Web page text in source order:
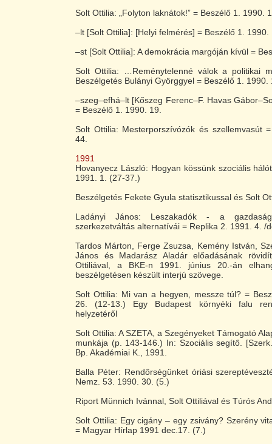
Solt Ottilia: „Folyton laknátok!” = Beszélő 1. 1990.
–lt [Solt Ottilia]: [Helyi felmérés] = Beszélő 1. 1990.
–st [Solt Ottilia]: A demokrácia margóján kívül =
Solt Ottilia: …Reménytelenné válok a politikai
Beszélgetés Bulányi Györggyel = Beszélő 1. 1990.
–szeg–efhá–lt [Kőszeg Ferenc–F. Havas
= Beszélő 1. 1990. 19.
Solt Ottilia: Mesterporszívózók és szellemvasút
44.
1991
Hovanyecz László: Hogyan kössünk szociális
1991. 1. (27-37.)
Beszélgetés Fekete Gyula statisztikussal és Solt
Ladányi János: Leszakadók - a
szerkezetváltás alternatívái = Replika 2. 1991. 4. /
Tardos Márton, Ferge Zsuzsa, Kemény István,
János és Madarász Aladár előadásának
Ottiliával, a BKE-n 1991. június 20.-án
beszélgetésen készült interjú szövege.
Solt Ottilia: Mi van a hegyen, messze túl? =
26. (12-13.) Egy Budapest környéki falu
helyzetéről
Solt Ottilia: A SZETA, a Szegényeket Támogató
munkája (p. 143-146.) In: Szociális segítő.
Bp. Akadémiai K., 1991.
Balla Péter: Rendőrségünket óriási
Nemz. 53. 1990. 30. (5.)
Riport Münnich Ivánnal, Solt Ottiliával és Túrós
Solt Ottilia: Egy cigány – egy zsivány? Szerény
= Magyar Hírlap 1991 dec.17. (7.)